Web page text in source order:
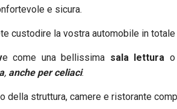
e sicura.
custodire la vostra automobile in
e come una bellissima sala lettura
, anche per celiaci.
della struttura, camere e ristorante